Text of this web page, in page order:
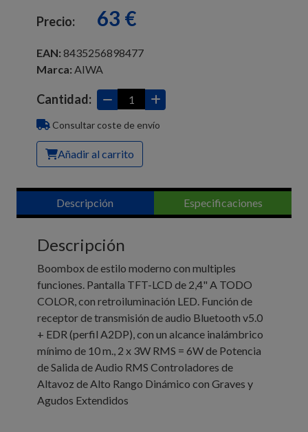
Precio: 63 €
EAN: 8435256898477
Marca: AIWA
Cantidad:
Consultar coste de envío
Añadir al carrito
Descripción Especificaciones
Descripción
Boombox de estilo moderno con multiples
funciones. Pantalla TFT-LCD de 2,4" A TODO
COLOR, con retroiluminación LED. Función de
receptor de transmisión de audio Bluetooth v5.0
+ EDR (perfil A2DP), con un alcance inalámbrico
mínimo de 10 m., 2 x 3W RMS = 6W de Potencia
de Salida de Audio RMS Controladores de
Altavoz de Alto Rango Dinámico con Graves y
Agudos Extendidos